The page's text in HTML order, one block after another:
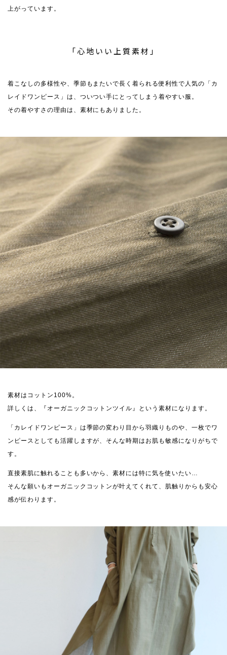
上がっています。
「心地いい上質素材」
着こなしの多様性や、季節もまたいで長く着られる便利性で人気の「カ
レイドワンピース」は、ついつい手にとってしまう着やすい服。
その着やすさの理由は、素材にもありました。
素材はコットン100%。
詳しくは、『オーガニックコットンツイル』という素材になります。
「カレイドワンピース」は季節の変わり目から羽織りものや、一枚でワ
ンピースとしても活躍しますが、そんな時期はお肌も敏感になりがちで
す。
直接素肌に触れることも多いから、素材には特に気を使いたい…
そんな願いもオーガニックコットンが叶えてくれて、肌触りからも安心
感が伝わります。